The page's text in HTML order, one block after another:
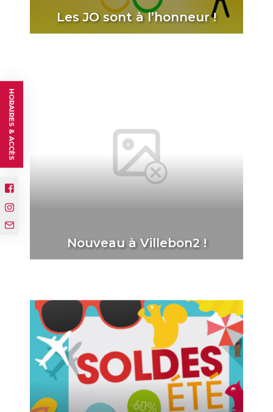
Les JO sont à l’honneur !
Nouveau à Villebon2 !
HORAIRES & ACCÈS